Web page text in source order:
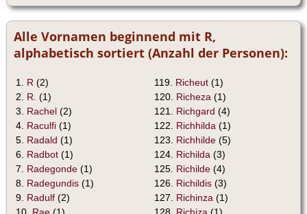
Alle Vornamen beginnend mit R,
alphabetisch sortiert (Anzahl der Personen):
1. R (2)
2. R. (1)
3. Rachel (2)
4. Raculfi (1)
5. Radald (1)
6. Radbot (1)
7. Radegonde (1)
8. Radegundis (1)
9. Radulf (2)
10. Rae (1)
119. Richeut (1)
120. Richeza (1)
121. Richgard (4)
122. Richhilda (1)
123. Richhilde (5)
124. Richilda (3)
125. Richilde (4)
126. Richildis (3)
127. Richinza (1)
128. Richiza (1)